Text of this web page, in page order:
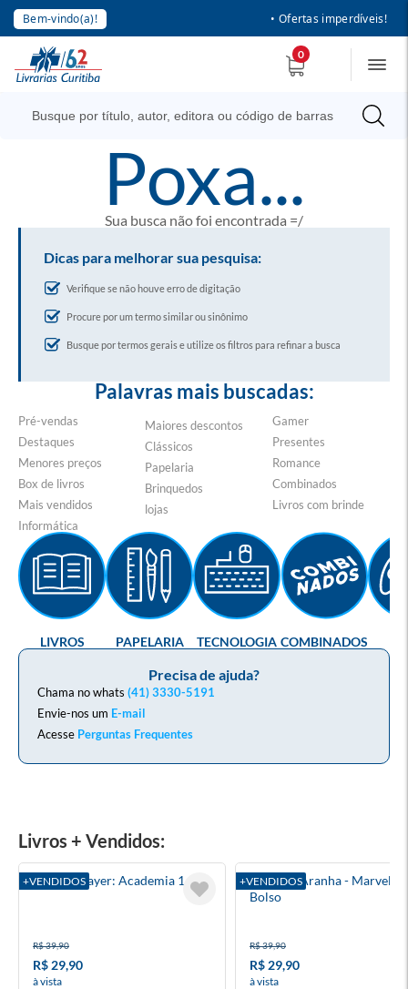
Bem-vindo(a)! • Ofertas imperdíveis!
0
poxa...
Sua busca não foi encontrada =/
Dicas para melhorar sua pesquisa:
Verifique se não houve erro de digitação
Procure por um termo similar ou sinônimo
Busque por termos gerais e utilize os filtros para refinar a busca
Palavras mais buscadas:
Pré-vendas
Destaques
Menores preços
Box de livros
Mais vendidos
Informática
Maiores descontos
Clássicos
Papelaria
Brinquedos
lojas
Gamer
Presentes
Romance
Combinados
Livros com brinde
Precisa de ajuda?
Chama no whats (41) 3330-5191
Envie-nos um E-mail
Acesse Perguntas Frequentes
LIVROS PAPELARIA TECNOLOGIA COMBINADOS
Livros + Vendidos:
+VENDIDOS
Demon Slayer: Academia 1
R$ 39,90
R$ 29,90
à vista
+VENDIDOS
Homem-Aranha - Marvel
Bolso
R$ 39,90
R$ 29,90
à vista